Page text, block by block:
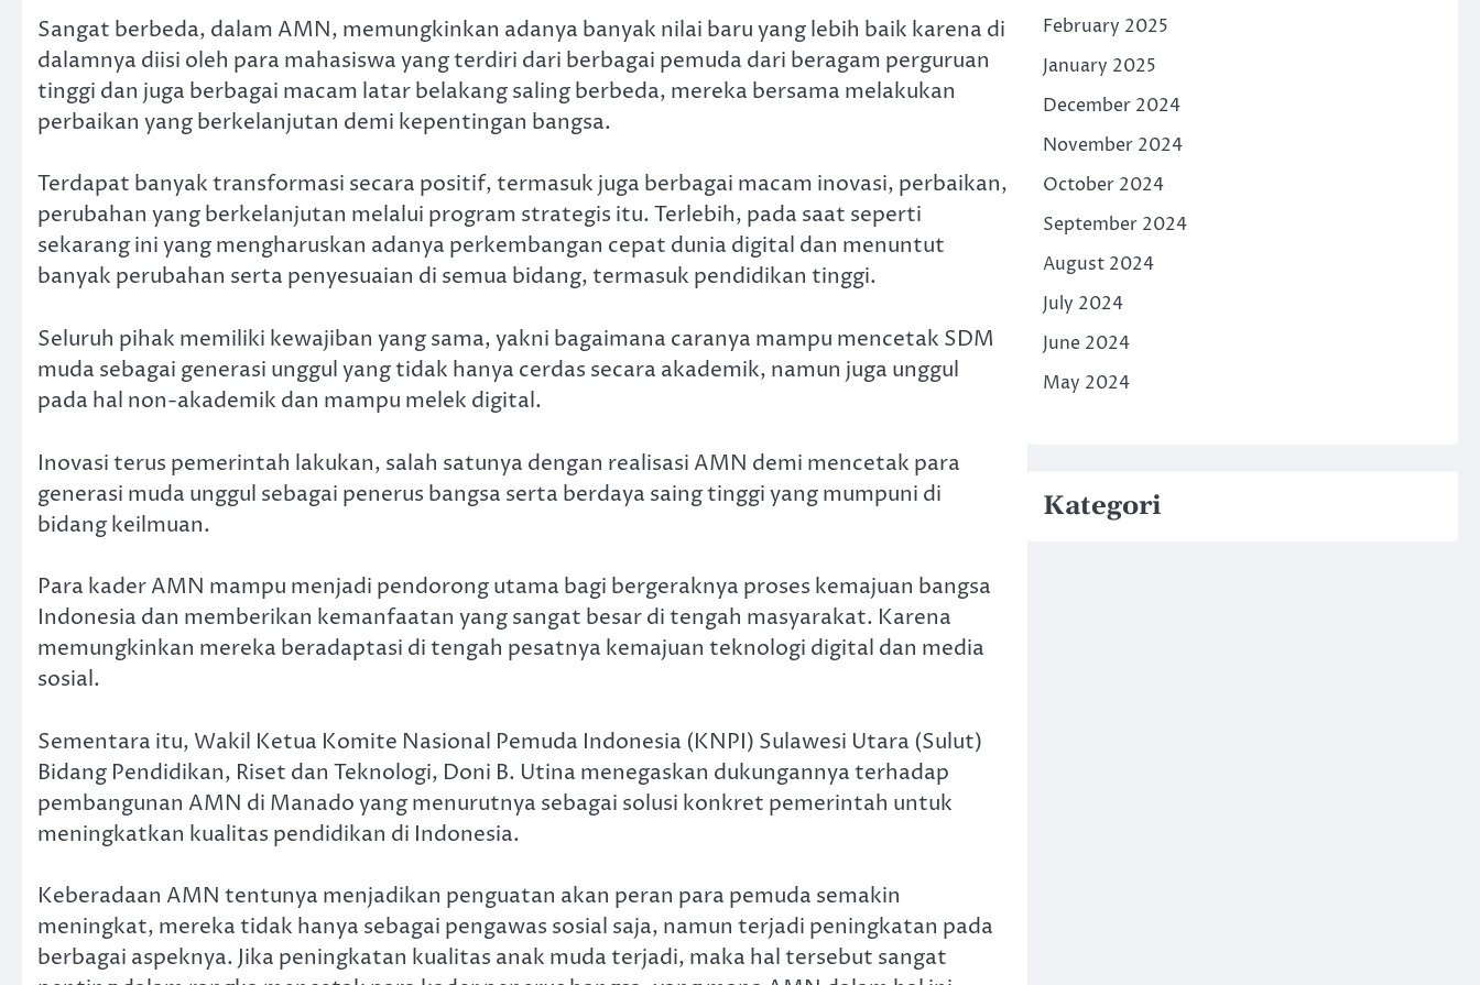
Sangat berbeda, dalam AMN, memungkinkan adanya banyak nilai baru yang lebih baik karena di
dalamnya diisi oleh para mahasiswa yang terdiri dari berbagai pemuda dari beragam perguruan
tinggi dan juga berbagai macam latar belakang saling berbeda, mereka bersama melakukan
perbaikan yang berkelanjutan demi kepentingan bangsa.
Terdapat banyak transformasi secara positif, termasuk juga berbagai macam inovasi, perbaikan,
perubahan yang berkelanjutan melalui program strategis itu. Terlebih, pada saat seperti
sekarang ini yang mengharuskan adanya perkembangan cepat dunia digital dan menuntut
banyak perubahan serta penyesuaian di semua bidang, termasuk pendidikan tinggi.
Seluruh pihak memiliki kewajiban yang sama, yakni bagaimana caranya mampu mencetak SDM
muda sebagai generasi unggul yang tidak hanya cerdas secara akademik, namun juga unggul
pada hal non-akademik dan mampu melek digital.
Inovasi terus pemerintah lakukan, salah satunya dengan realisasi AMN demi mencetak para
generasi muda unggul sebagai penerus bangsa serta berdaya saing tinggi yang mumpuni di
bidang keilmuan.
Para kader AMN mampu menjadi pendorong utama bagi bergeraknya proses kemajuan bangsa
Indonesia dan memberikan kemanfaatan yang sangat besar di tengah masyarakat. Karena
memungkinkan mereka beradaptasi di tengah pesatnya kemajuan teknologi digital dan media
sosial.
Sementara itu, Wakil Ketua Komite Nasional Pemuda Indonesia (KNPI) Sulawesi Utara (Sulut)
Bidang Pendidikan, Riset dan Teknologi, Doni B. Utina menegaskan dukungannya terhadap
pembangunan AMN di Manado yang menurutnya sebagai solusi konkret pemerintah untuk
meningkatkan kualitas pendidikan di Indonesia.
Keberadaan AMN tentunya menjadikan penguatan akan peran para pemuda semakin
meningkat, mereka tidak hanya sebagai pengawas sosial saja, namun terjadi peningkatan pada
berbagai aspeknya. Jika peningkatan kualitas anak muda terjadi, maka hal tersebut sangat
February 2025
January 2025
December 2024
November 2024
October 2024
September 2024
August 2024
July 2024
June 2024
May 2024
Kategori